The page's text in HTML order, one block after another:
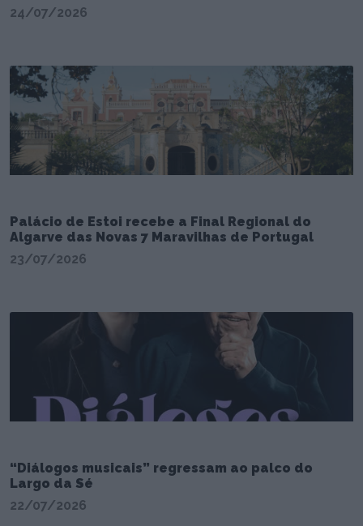
24/07/2026
Palácio de Estoi recebe a Final Regional do
Algarve das Novas 7 Maravilhas de Portugal
23/07/2026
“Diálogos musicais” regressam ao palco do
Largo da Sé
22/07/2026